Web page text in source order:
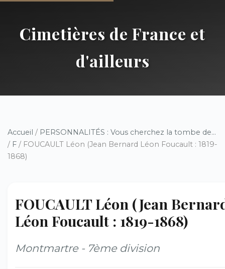
Cimetières de France et
d'ailleurs
Accueil / PERSONNALITÉS : Vous cherchez la tombe de...
/ F / FOUCAULT Léon (Jean Bernard Léon Foucault : 1819-
1868)
FOUCAULT Léon (Jean
Léon Foucault : 1819-1868)
Montmartre - 7ème division